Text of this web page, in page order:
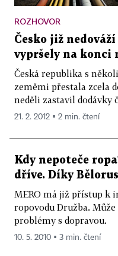
ROZHOVOR
Česko již
vypršely na konci
Česká republika s
zeměmi přestala zcela
neděli zastavil dodávky
21. 2. 2012 ▪ 2 min. čtení
Kdy nepoteče
dříve. Díky
MERO má již přístup k
ropovodu Družba.
problémy s dopravou.
10. 5. 2010 ▪ 3 min. čtení